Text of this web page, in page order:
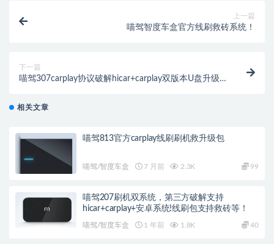
上一篇
喵驾智度车盒官方线刷救砖系统！
下一篇
喵驾307carplay协议破解hicar+carplay双版本U盘升级
相关文章
喵驾813官方carplay线刷刷机救升级包
喵驾/智度车盒 7 月前 2.3K 99
喵驾207刷机双系统，第三方破解支持
hicar+carplay+安卓系统!线刷包支持救砖等！
喵驾/智度车盒 1 年前 1.8K 40